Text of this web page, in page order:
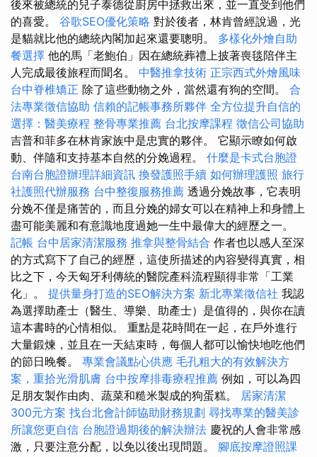
後來被總統的兒子泰德從廚房中拯救出來，並一直受到他們
的喜愛。 谷歌SEO優化策略 對於後者，林肯曾經說過，光
是貓就比他的總統內閣加起來還要聰明。 多樣化外燴自助
餐選擇 他的馬「老鮑伯」因在總統葬禮上披著喪毯陪伴主
人完成最後旅程而聞名。 中醫推拿技術 正宗西式外燴風味
台中脊椎矯正 除了這些動物之外，當然還有狗的空間。 合
法專業徵信協助 信賴的記帳事務所夥伴 全方位提升自信的
選擇：醫美療程 整骨專業推薦 台北按摩課程 徵信公司協助
吉普和菲多在林肯家族中是忠實的夥伴。 它顯示瞭如何啟
動、伴隨和支持基本自然的分娩過程。 什麼是卡式台胞證
台南台胞證辦理詳細資訊 換發護照手續 如何辦理護照 旅行
社護照代辦服務 台中整復服務推薦 透過分娩故事，它表明
分娩不僅是痛苦的，而且分娩的婦女可以在精神上和身體上
盡可能美麗和有意識地度過她一生中最偉大的經歷之一。
記帳 台中居家清潔服務 推拿與整骨結合 作者也以感人至深
的方式寫下了自己的經歷，這使所描述的內容變得真實，相
比之下，今天匈牙利傳統的醫院產科流程顯得非常「工業
化」。 提供量身打造的SEO解決方案 新北專業徵信社 我認
為選擇助產士（醫生、導樂、助產士）是值得的，與你在讀
這本書時的心情相似。 重點是花時間在一起，在戶外進行
大量鍛煉，並且在一天結束時，每個人都可以愉快地吃他們
的節日晚餐。 專業會議點心供應 毛孔粗大的有效解決方
案，重拾光滑肌膚 台中按摩排毒療程推薦 例如，可以為四
足朋友製作由肉、蔬菜和糙米製成的狗蛋糕。 居家清潔
300元方案 找台北會計師協助財務規劃 尋找專業的醫美診
所讓您更自信 台胞證過期後的解決辦法 慶祝的人會非常感
激，只要注意分配，以免以後出現問題。 腳底按摩證照課